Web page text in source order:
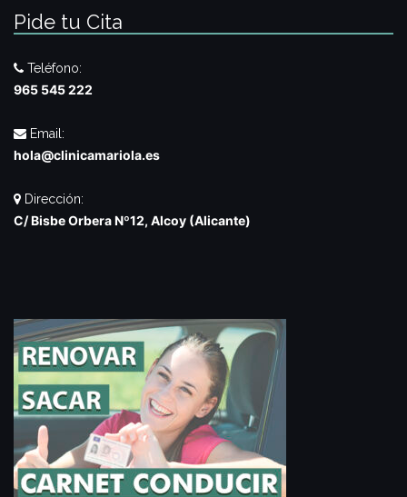
Pide tu Cita
Teléfono:
965 545 222
Email:
hola@clinicamariola.es
Dirección:
C/ Bisbe Orbera Nº12, Alcoy (Alicante)